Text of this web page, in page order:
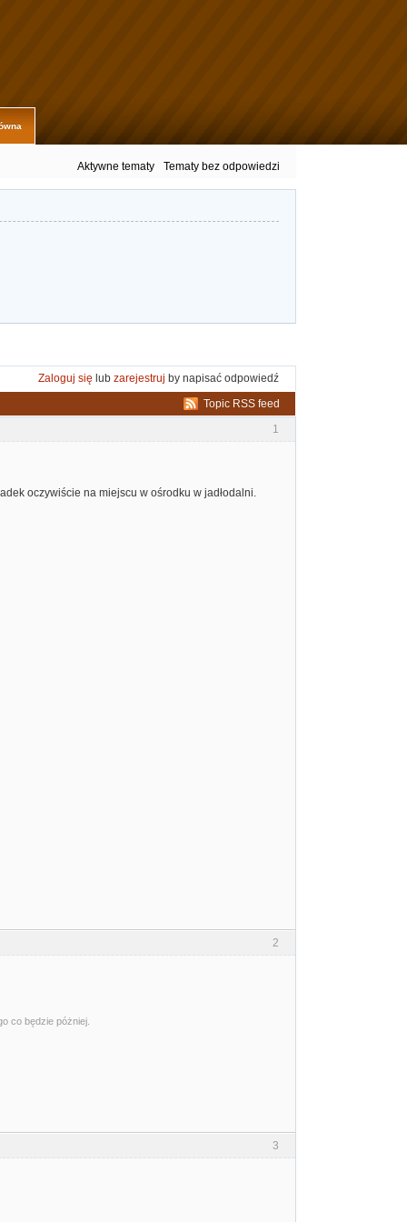
Aktywne tematy Tematy bez odpowiedzi
Zaloguj się lub zarejestruj by napisać odpowiedź
Topic RSS feed
1
oczywiście na miejscu w ośrodku w jadłodalni.
2
co będzie póżniej.
3